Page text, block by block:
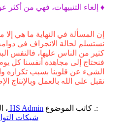
♦ إلغاء التنبيهات، فهي من أكثر
إن المسألة في النهاية ما هي إلا
نستسلم لحالة الانجراف في
كثير من الناس عليها، فالنفس
فنحتاج إلى مجاهدة أنفسنا كل
الشيء عن قلوبنا بسبب تكراره
نقبل على الله بالعمل وبالإنتاج
:. كاتب الموضوع HS Admin ،
شبكات